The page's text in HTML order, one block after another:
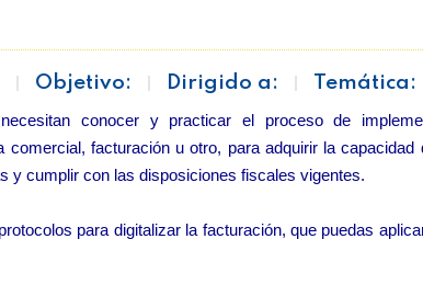
Objetivo: Dirigido a: Temática:
conocer y practicar el proceso de
facturación u otro, para adquirir la capacidad
y cumplir con las disposiciones fiscales vigentes.
para digitalizar la facturación, que puedas